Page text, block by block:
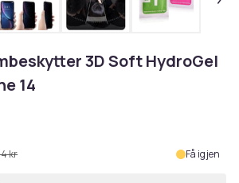
3D Soft HydroGel
14
kr Få igjen